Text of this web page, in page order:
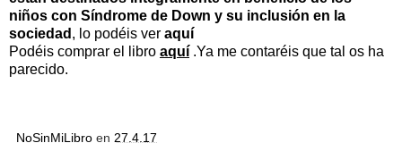
niños con Síndrome de Down y su inclusión en la
sociedad , lo podéis ver aquí
Podéis comprar el libro aquí .Ya me contaréis que tal os ha
parecido.
NoSinMiLibro en 27.4.17